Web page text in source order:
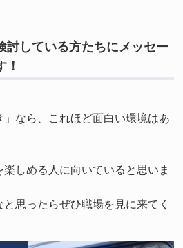
討している方たちにメッセー
！
」なら、これほど面白い環境はあ
しめる人に向いていると思いま
思ったらぜひ職場を見に来てく